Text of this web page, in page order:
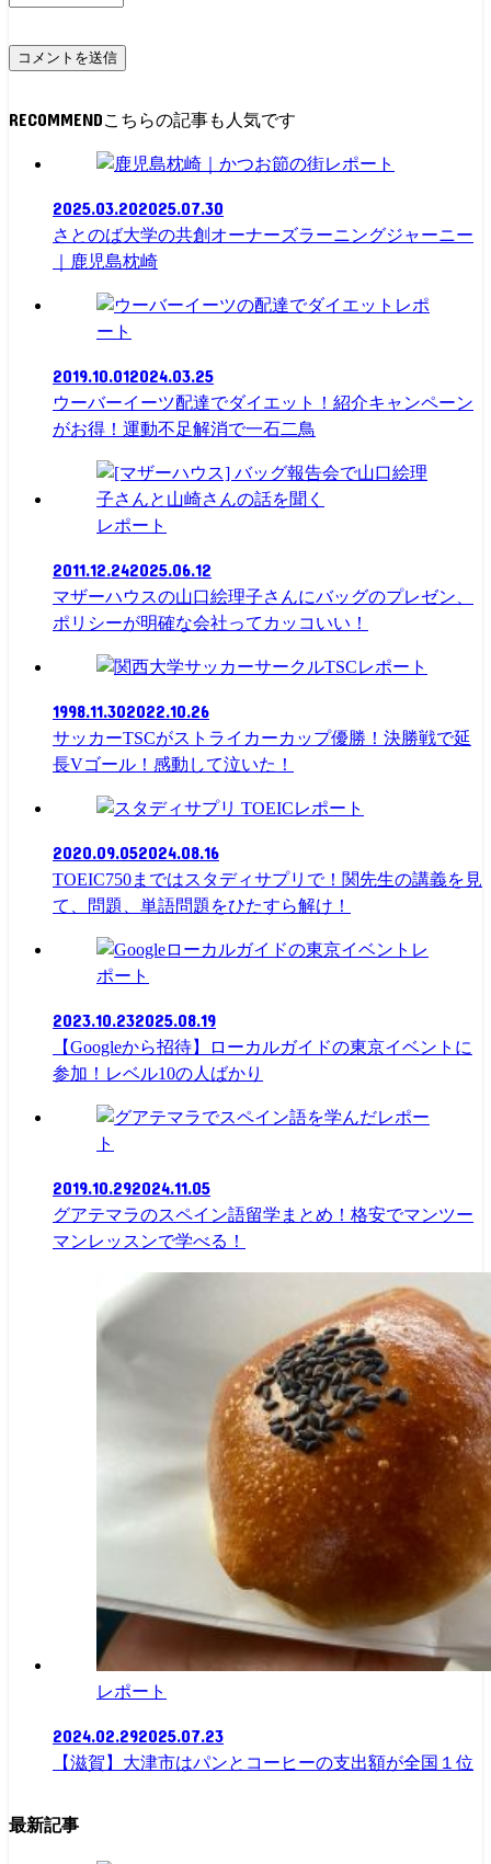
RECOMMEND
レポート
2025.03.202025.07.30
さとのば大学の共創オーナーズラーニングジャーニー
｜鹿児島枕崎
レポ
ート
2019.10.012024.03.25
ウーバーイーツ配達でダイエット！紹介キャンペーン
がお得！運動不足解消で一石二鳥
レポート
2011.12.242025.06.12
マザーハウスの山口絵理子さんにバッグのプレゼン、
ポリシーが明確な会社ってカッコいい！
レポート
1998.11.302022.10.26
サッカーTSCがストライカーカップ優勝！決勝戦で延
長Vゴール！感動して泣いた！
レポート
2020.09.052024.08.16
TOEIC750まではスタディサプリで！関先生の講義を見
て、問題、単語問題をひたすら解け！
レ
ポート
2023.10.232025.08.19
【Googleから招待】ローカルガイドの東京イベントに
参加！レベル10の人ばかり
レポー
ト
2019.10.292024.11.05
グアテマラのスペイン語留学まとめ！格安でマンツー
マンレッスンで学べる！
レポート
2024.02.292025.07.23
【滋賀】大津市はパンとコーヒーの支出額が全国１位
最新記事